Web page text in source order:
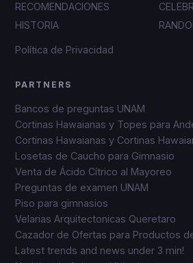
RECOMENDACIONES
HISTORIA
Política de Privacidad
PARTNERS
Bancos de preguntas UNAM
Cortinas Hawaianas y Topes para
Cortinas Hawaianas y Cortinas
Losetas de Caucho para Gimnasio
Venta de Ácido Cítrico al Mayoreo
Preguntas de examen UNAM
Piso para gimnasios
Velarias Arquitectonicas Queretaro
Cazador de Ofertas para Productos
Latest trends and news under 3 min!